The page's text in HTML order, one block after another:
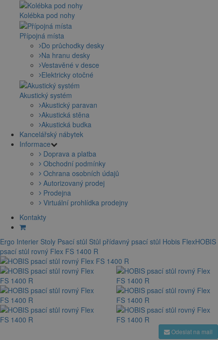
Kolébka pod nohy
Přípojná místa
Do průchodky desky
Na hranu desky
Vestavěné v desce
Elektricky otočné
Akustický systém
Akustický paravan
Akustická stěna
Akustická budka
Kancelářský nábytek
Informace
Doprava a platba
Obchodní podmínky
Ochrana osobních údajů
Autorizovaný prodej
Prodejna
Virtuální prohlídka prodejny
Kontakty
Ergo Interier Stoly Psací stůl Stůl přídavný psací stůl Hobis FlexHOBIS
psací stůl rovný Flex FS 1400 R
Odeslat na mail